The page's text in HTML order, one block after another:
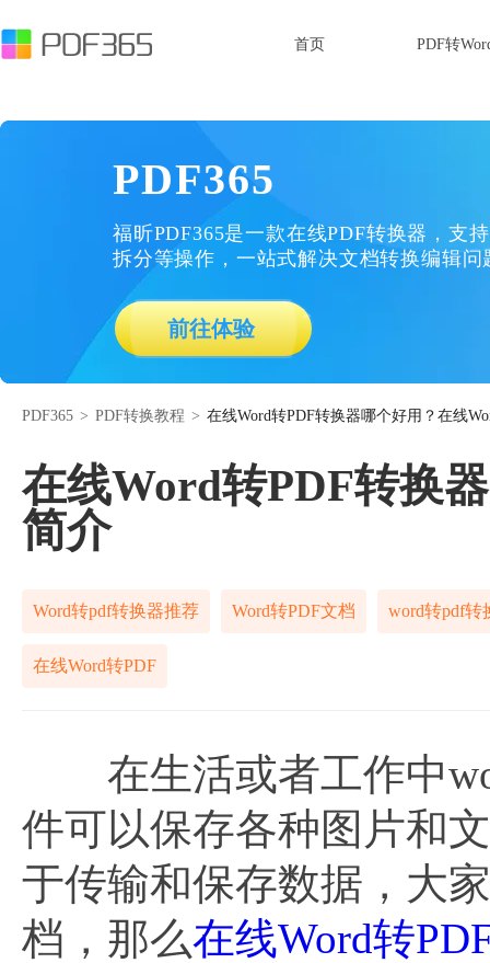
首页 PDF转
PDF365
福昕PDF365是一款在线PDF转换器，支
拆分等操作，一站式解决文档转换编辑问
前往体验
PDF365 > PDF转换教程 > 在线Word转PDF转换器哪个好用？在线
在线Word转PDF转换
简介
Word转pdf转换器推荐 Word转PDF文档 word转pdf转
在线Word转PDF
在生活或者工作中
件可以保存各种图片和
于传输和保存数据，大
档，那么在线Word转